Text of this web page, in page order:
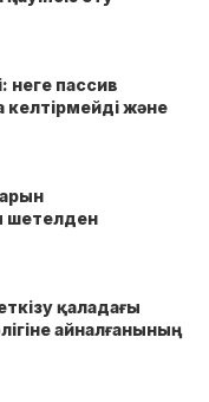
неге пассив
және
шетелден
қаладағы
айналғанының